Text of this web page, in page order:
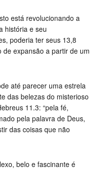
está revolucionando a
história e seu
poderia ter seus 13,8
expansão a partir de um
até parecer uma estrela
das belezas do misterioso
11.3: “pela fé,
pela palavra de Deus,
das coisas que não
belo e fascinante é